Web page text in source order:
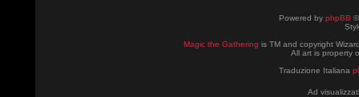
Powered by phpBB
Magic the Gathering is TM and copyright
All art is property
Traduzione Italiana
Ad